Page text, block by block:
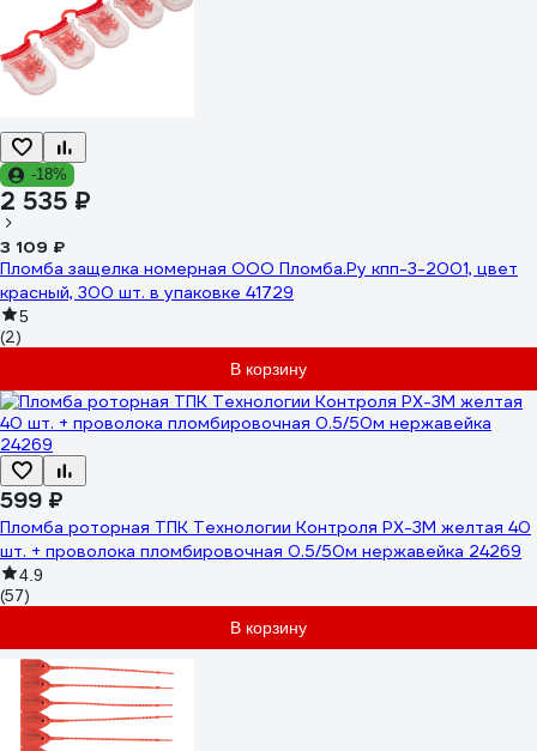
-18%
2 535 ₽
3 109 ₽
Пломба защелка номерная ООО Пломба.Ру кпп-3-2001, цвет
красный, 300 шт. в упаковке 41729
5
(2)
В корзину
599 ₽
Пломба роторная ТПК Технологии Контроля РХ-3М желтая 40
шт. + проволока пломбировочная 0.5/50м нержавейка 24269
4.9
(57)
В корзину